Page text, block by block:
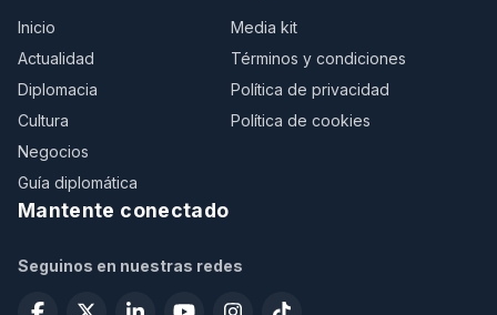
Inicio
Actualidad
Diplomacia
Cultura
Negocios
Guía diplomática
Media kit
Términos y condiciones
Política de privacidad
Política de cookies
Mantente conectado
Seguinos en nuestras redes